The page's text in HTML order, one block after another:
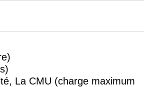
La CMU (charge maximum